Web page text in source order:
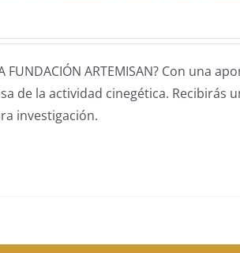
FUNDACIÓN ARTEMISAN? Con
de la actividad cinegética. Recibirás
investigación.